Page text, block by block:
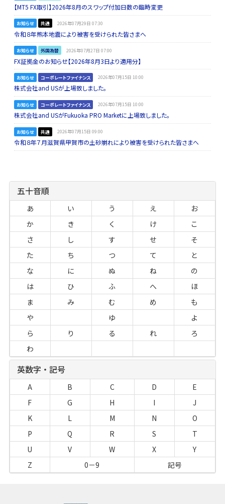
【MT5 FX取引】2026年8月のスワップ付加日数の臨時変更
お知らせ 共通 2026年07月29日 07:30
令和８年熊本地震により被害を受けられた皆さまへ
お知らせ 外国為替 2026年07月27日 07:00
FX証拠金のお知らせ【2026年8月3日より適用分】
お知らせ コーポレートファイナンス 2026年07月15日 10:00
株式会社and USが上場致しました。
お知らせ コーポレートファイナンス 2026年07月15日 10:00
株式会社and USがFukuoka PRO Marketに上場致しました。
お知らせ 共通 2026年07月15日 09:00
令和８年７月滋賀県甲賀市の土砂崩れにより被害を受けられた皆さまへ
五十音順
あ い う え
お
か
き く け
こ
さ
し す せ
そ
た
ち つ て
と
な
に ぬ ね
の
は
ひ ふ へ
ほ
ま
み む め
も
や
ゆ
よ
ら
り る れ
ろ
わ
英数字・記号
A B C D
E
F
G H I
J
K
L M N
O
P
Q R S
T
U
V W X
Y
Z
0－9 記号